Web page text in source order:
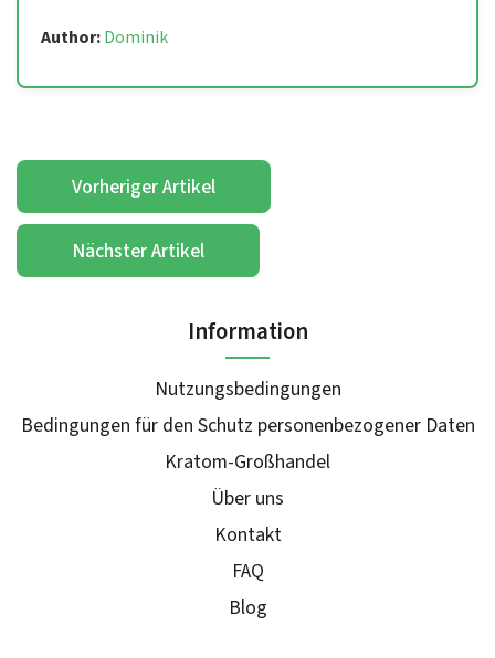
Author:Dominik
Vorheriger Artikel
Nächster Artikel
Information
Nutzungsbedingungen
Bedingungen für den Schutz personenbezogener Daten
Kratom-Großhandel
Über uns
Kontakt
FAQ
Blog